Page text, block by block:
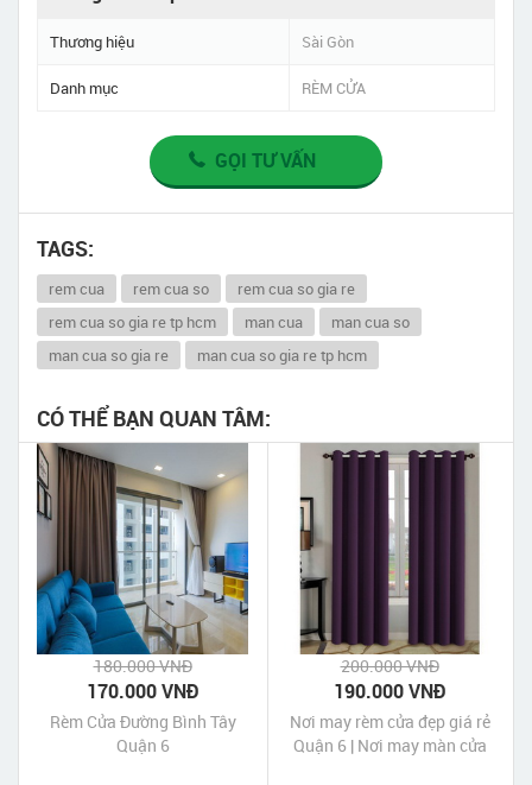
Thương hiệu Sài Gòn
Danh mục RÈM CỬA
GỌI TƯ VẤN
TAGS:
rem cua rem cua so
rem cua so gia re
rem cua so gia re tp hcm
man cua
man cua so
man cua so gia re
man cua so gia re tp hcm
CÓ THỂ BẠN QUAN TÂM:
180.000 VNĐ
170.000 VNĐ
Rèm Cửa Đường Bình Tây
Quận 6
200.000 VNĐ
190.000 VNĐ
Nơi may rèm cửa đẹp giá rẻ
Quận 6 | Nơi may màn cửa